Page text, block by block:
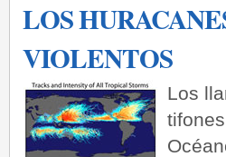
LOS
VIOLENTOS
Los